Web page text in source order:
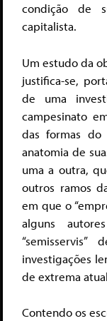
condição de
capitalista.
Um estudo da
justifica-se,
de uma
campesinato
das formas do
anatomia de
uma a outra,
outros ramos
em que o
alguns
investigações
de extrema
Contendo os